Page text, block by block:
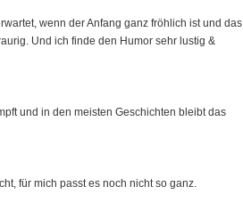
wenn der Anfang ganz fröhlich ist und das
Und ich finde den Humor sehr lustig &
und in den meisten Geschichten bleibt das
für mich passt es noch nicht so ganz.